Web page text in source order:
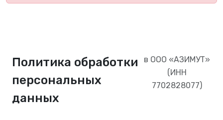
Политика обработки
персональных
данных
в ООО «АЗИМУТ»
(ИНН
7702828077)